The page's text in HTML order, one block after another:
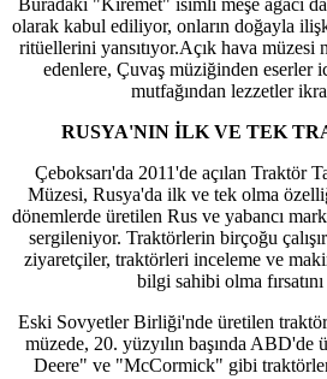
olarak kabul ediliyor, onların doğayla
ritüellerini yansıtıyor.Açık hava
edenlere, Çuvaş müziğinden eserler
mutfağından lezzetler
RUSYA'NIN İLK VE TEK
Çeboksarı'da 2011'de açılan Traktör
Müzesi, Rusya'da ilk ve tek olma
dönemlerde üretilen Rus ve yabancı
sergileniyor. Traktörlerin birçoğu
ziyaretçiler, traktörleri inceleme ve
bilgi sahibi olma
Eski Sovyetler Birliği'nde üretilen
müzede, 20. yüzyılın başında
Deere" ve "McCormick" gibi